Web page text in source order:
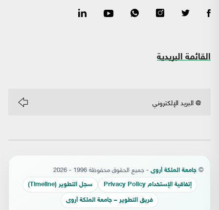
القائمة البريدية
© جامعة الملكة أروى - جميع الحقوق محفوظة 1996 - 2026
إتفاقية الإستخدام Privacy Policy سجل التطوير (Timeline)
فريق التطوير – جامعة الملكة أروى